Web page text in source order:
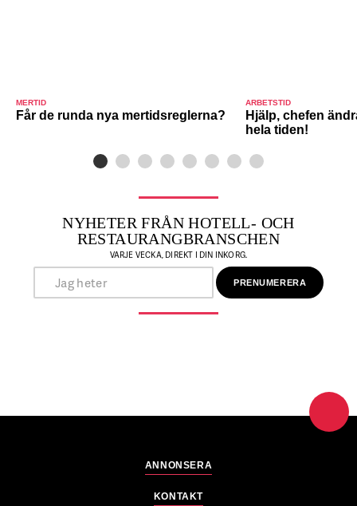
MERTID
Får de runda nya mertidsreglerna?
ARBETSTID
Hjälp, chefen
hela tiden!
NYHETER FRÅN HOTELL- OCH
RESTAURANGBRANSCHEN
VARJE VECKA, DIREKT I DIN INKORG.
ANNONSERA
KONTAKT